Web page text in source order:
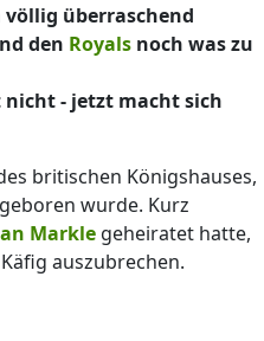
überraschend
den Royals noch was zu
- jetzt macht sich
britischen Königshauses,
wurde. Kurz
Markle geheiratet hatte,
auszubrechen.